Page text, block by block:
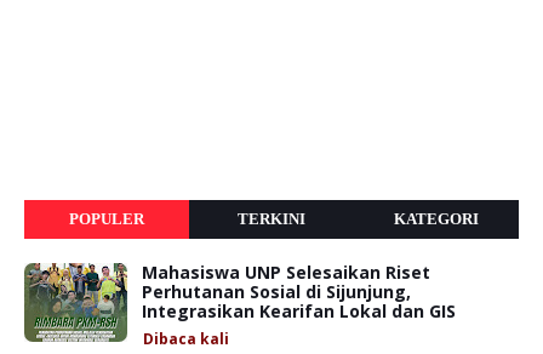
POPULER TERKINI KATEGORI
Mahasiswa UNP Selesaikan Riset
Perhutanan Sosial di Sijunjung,
Integrasikan Kearifan Lokal dan GIS
Dibaca kali